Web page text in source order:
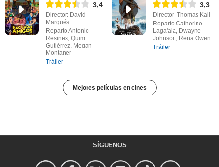
3,4
Director: David
Marqués
Reparto Antonio
Resines, Quim
Gutiérrez, Megan
Montaner
Tráiler
3,3
Director: Thomas Kail
Reparto Catherine
Laga'aia, Dwayne
Johnson, Rena Owen
Tráiler
Mejores películas en cines
SÍGUENOS